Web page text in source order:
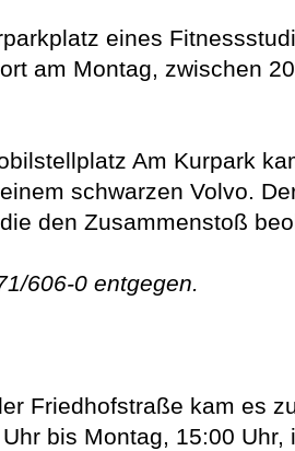
eines
am Montag, zwischen
Am Kurpark
schwarzen Volvo.
den Zusammenstoß
606-0 entgegen.
Friedhofstraße kam es
bis Montag, 15:00 Uhr,